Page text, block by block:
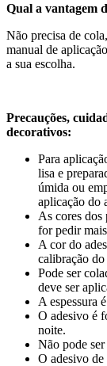
Qual a vantagem
Não precisa de
manual de
a sua escolha.
Precauções,
decorativos:
Para
lisa e
úmida ou
aplicação do
As cores dos
for pedir
A cor do
calibração
Pode ser
deve ser
A espessura
O adesivo é
noite.
Não pode
O adesivo de